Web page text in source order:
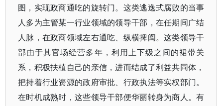
图，实现政商通吃的旋转门。这类逃逸式腐败的当事
人多为主管某一行业领域的领导干部，在任期间广结
人脉，在政商领域左右通吃、纵横捭阖。这类领导干
部由于其官场经营多年，利用上下级之间的裙带关
系，积极扶植自己的亲信，进而结成了利益共同体，
把持着行业资源的政府审批、行政执法等实权部门。
在时机成熟时，这些领导干部便华丽转身为商人。有